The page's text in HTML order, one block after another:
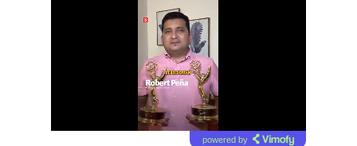
powered by